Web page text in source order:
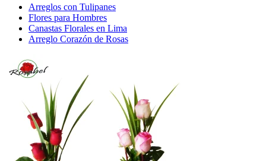
Arreglos con Tulipanes
Flores para Hombres
Canastas Florales en Lima
Arreglo Corazón de Rosas